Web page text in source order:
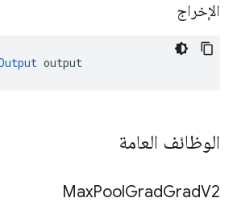
الإخراج
output
الوظائف العامة
MaxPoolGradGradV2